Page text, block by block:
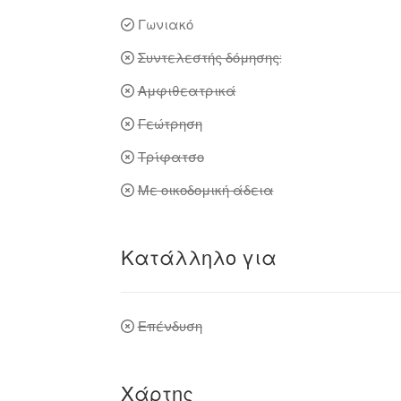
Γωνιακό
Συντελεστής δόμησης:
Αμφιθεατρικά
Γεώτρηση
Τρίφατσο
Με οικοδομική άδεια
Κατάλληλο για
Επένδυση
Χάρτης